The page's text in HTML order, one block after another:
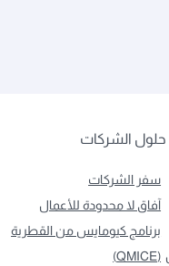
حلول الشركات
سفر الشركات
آفاق لا محدودة للأعمال
برنامج كيومايس من القطرية
(QMICE)